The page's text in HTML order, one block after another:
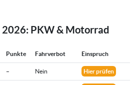
PKW & Motorrad
Punkte Fahrverbot Einspruch
– Nein Hier prüfen